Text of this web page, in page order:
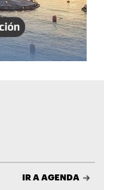
IR A AGENDA